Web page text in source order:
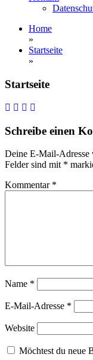
Home
»
Startseite
»
Startseite
Schreibe einen
Deine E-Mail-
Felder sind mit *
Kommentar *
Name *
E-Mail-Adresse *
Website
Möchtest du neue